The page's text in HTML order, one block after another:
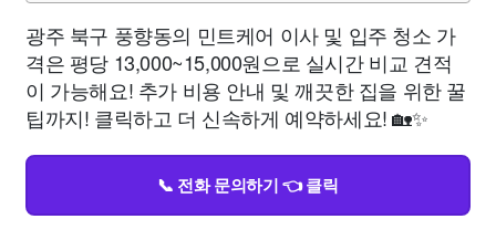
광주 북구 풍향동의 민트케어 이사 및 입주 청소 가
격은 평당 13,000~15,000원으로 실시간 비교 견적
이 가능해요! 추가 비용 안내 및 깨끗한 집을 위한 꿀
팁까지! 클릭하고 더 신속하게 예약하세요! 🏡✨
📞 전화 문의하기 👈 클릭